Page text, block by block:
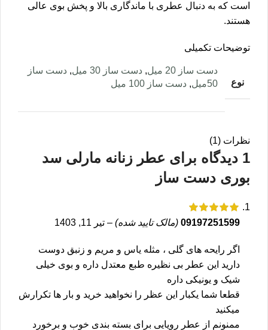
است که به دنبال عطری با ماندگاری بالا و پخش بوی عالی
هستند.
توضیحات تکمیلی
نوع
دست ساز 20 میل , دست ساز 30 میل , دست ساز
50میل
, دست ساز 100 میل
نظرات (1)
1 دیدگاه برای
عطر زنانه مارلی سد
بوری دست ساز
09197251599 (مالک تایید شده) – تیر 11, 1403
اگر رایحه های گلی ، مثله یاس و مریم و زنبق دوست
دارید این عطر بی نظیره طبع معتدل داره و بوی خیلی
شیک و یونیکی داره
قطعا شما یکبار این عظر را نخواهید خرید و بار ها تکرارش
میکنید
ممنونم از عطر رویایی برای بسته بندی خوب و برخورد